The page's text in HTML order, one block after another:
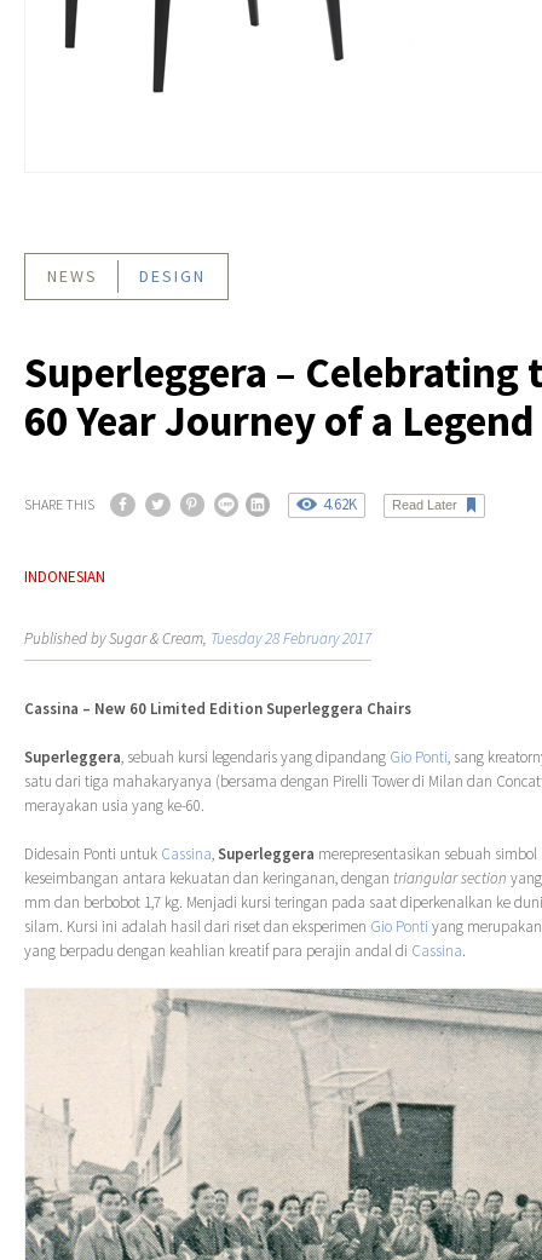
NEWS DESIGN
Superleggera – Celebrating
60 Year Journey of a Legend
SHARE THIS 4.62K Read Later
INDONESIAN
Published by Sugar & Cream, Tuesday 28 February 2017
Cassina – New 60 Limited Edition Superleggera Chairs
Superleggera, sebuah kursi legendaris yang dipandang Gio Ponti, sang
satu dari tiga mahakaryanya (bersama dengan Pirelli Tower di Milan dan
merayakan usia yang ke-60.
Didesain Ponti untuk Cassina,Superleggera merepresentasikan sebuah
keseimbangan antara kekuatan dan keringanan, dengan triangular section
mm dan berbobot 1,7 kg. Menjadi kursi teringan pada saat diperkenalkan ke
silam. Kursi ini adalah hasil dari riset dan eksperimen Gio Ponti yang
yang berpadu dengan keahlian kreatif para perajin andal di Cassina.